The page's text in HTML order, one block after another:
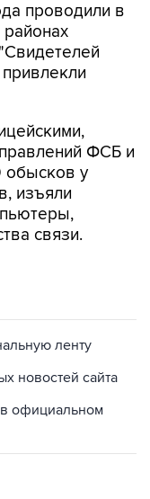
проводили в
ФСБ и
обысков у
изъяли
связи.
ленту
новостей сайта
официальном